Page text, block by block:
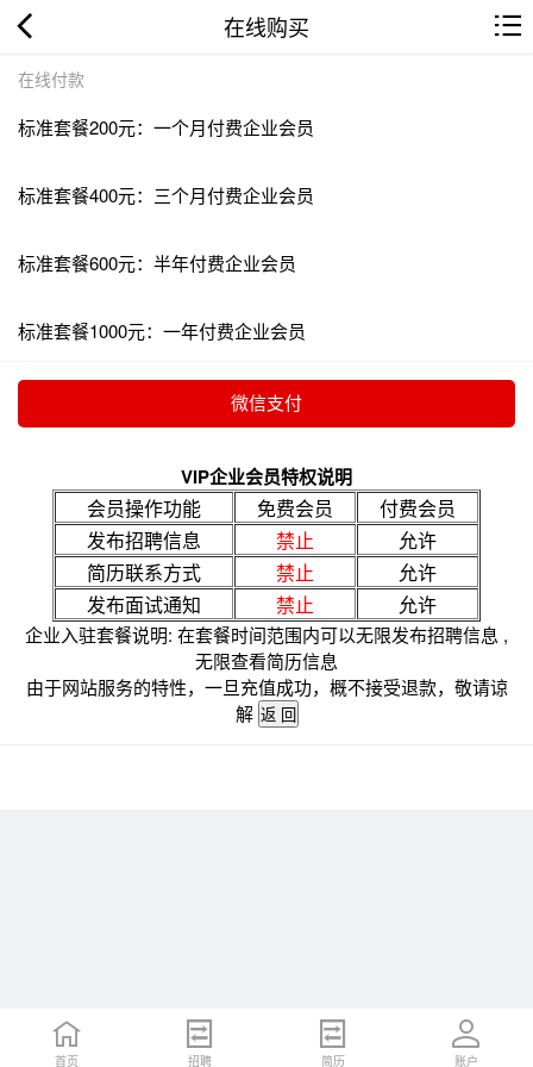
在线购买
在线付款
标准套餐200元：一个月付费企业会员
标准套餐400元：三个月付费企业会员
标准套餐600元：半年付费企业会员
标准套餐1000元：一年付费企业会员
VIP企业会员特权说明
会员操作功能 免费会员
付费会员
发布招聘信息
禁止
允许
简历联系方式
禁止
允许
发布面试通知
禁止 允许
企业入驻套餐说明: 在套餐时间范围内可以无限发布招聘信息 ,
无限查看简历信息
由于网站服务的特性，一旦充值成功，概不接受退款，敬请谅
解
首页 招聘 简历 账户